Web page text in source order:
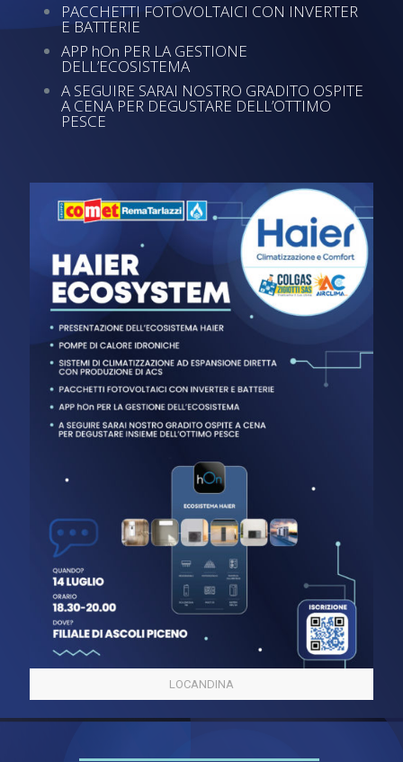
LOCANDINA
PACCHETTI FOTOVOLTAICI CON INVERTER
E BATTERIE
APP hOn PER LA GESTIONE
DELL’ECOSISTEMA
A SEGUIRE SARAI NOSTRO GRADITO OSPITE
A CENA PER DEGUSTARE DELL’OTTIMO
PESCE